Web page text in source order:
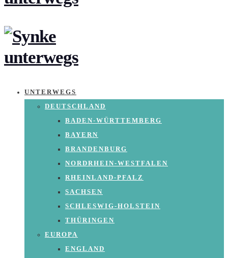
UNTERWEGS
DEUTSCHLAND
BADEN-WÜRTTEMBERG
BAYERN
BRANDENBURG
NORDRHEIN-WESTFALEN
RHEINLAND-PFALZ
SACHSEN
SCHLESWIG-HOLSTEIN
THÜRINGEN
EUROPA
ENGLAND